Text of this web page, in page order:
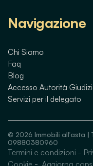
Navigazione
Chi Siamo
Faq
Blog
Accesso Autorità
Servizi per il delegato
© 2026 Immobili all'asta |
09880380960
Termini e condizioni -
Cookie - Aggiorna